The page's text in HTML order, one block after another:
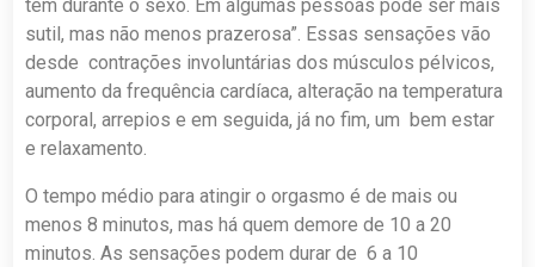
tem durante o sexo. Em algumas pessoas pode ser mais
sutil, mas não menos prazerosa”. Essas sensações vão
desde contrações involuntárias dos músculos pélvicos,
aumento da frequência cardíaca, alteração na temperatura
corporal, arrepios e em seguida, já no fim, um bem estar
e relaxamento.
O tempo médio para atingir o orgasmo é de mais ou
menos 8 minutos, mas há quem demore de 10 a 20
minutos. As sensações podem durar de 6 a 10